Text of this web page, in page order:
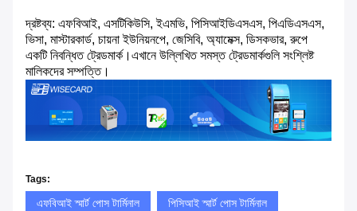
দ্রষ্টব্য: এফবিআই, এসটিকিউসি, ইএমভি, পিসিআইডিএসএস, পিএডিএসএস,
ভিসা, মাস্টারকার্ড, চায়না ইউনিয়নপে, জেসিবি, অ্যামেক্স, ডিসকভার, রুপে
একটি নিবন্ধিত ট্রেডমার্ক।এখানে উল্লিখিত সমস্ত ট্রেডমার্কগুলি সংশ্লিষ্ট
মালিকদের সম্পত্তি।
Tags:
এফবিআই স্মার্ট পোস টার্মিনাল পিসিআই স্মার্ট পোস টার্মিনাল